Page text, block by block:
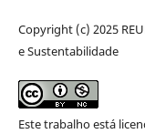
Copyright (c) 2025
e Sustentabilidade
Este trabalho está